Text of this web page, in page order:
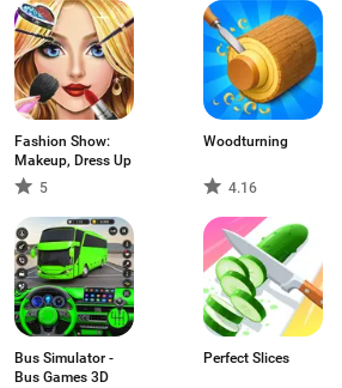
Fashion Show:
Makeup, Dress Up
5
Woodturning
4.16
Bus Simulator -
Bus Games 3D
Perfect Slices